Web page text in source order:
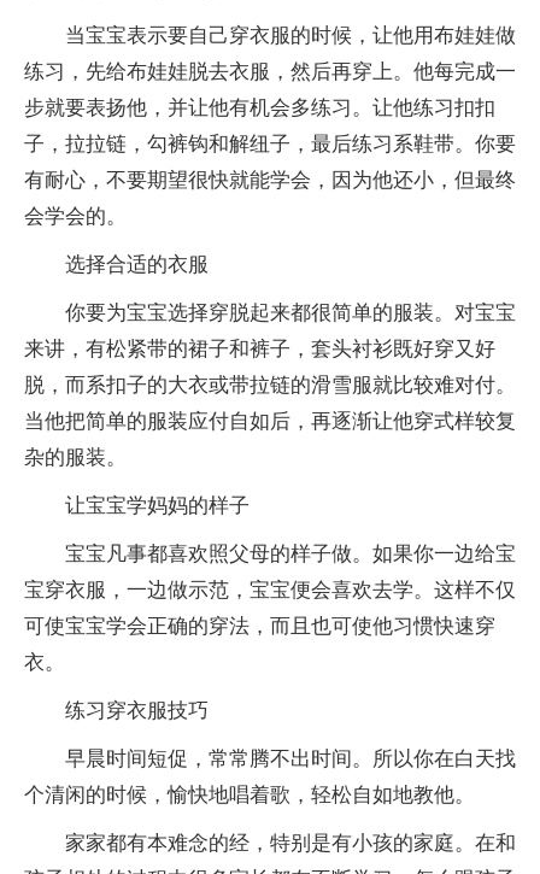
当宝宝表示要自己穿衣服的时候，让他用布娃娃做
练习，先给布娃娃脱去衣服，然后再穿上。他每完成一
步就要表扬他，并让他有机会多练习。让他练习扣扣
子，拉拉链，勾裤钩和解纽子，最后练习系鞋带。你要
有耐心，不要期望很快就能学会，因为他还小，但最终
会学会的。
选择合适的衣服
你要为宝宝选择穿脱起来都很简单的服装。对宝宝
来讲，有松紧带的裙子和裤子，套头衬衫既好穿又好
脱，而系扣子的大衣或带拉链的滑雪服就比较难对付。
当他把简单的服装应付自如后，再逐渐让他穿式样较复
杂的服装。
让宝宝学妈妈的样子
宝宝凡事都喜欢照父母的样子做。如果你一边给宝
宝穿衣服，一边做示范，宝宝便会喜欢去学。这样不仅
可使宝宝学会正确的穿法，而且也可使他习惯快速穿
衣。
练习穿衣服技巧
早晨时间短促，常常腾不出时间。所以你在白天找
个清闲的时候，愉快地唱着歌，轻松自如地教他。
家家都有本难念的经，特别是有小孩的家庭。在和